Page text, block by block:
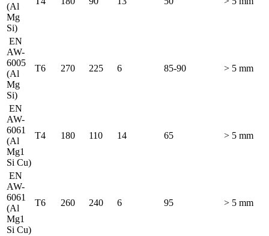
(Al
Mg
Si)
EN
AW-
6005
(Al
Mg
Si)
T6 270 225 6 85-90 > 5 mm
EN
AW-
6061
(Al
Mg1
Si Cu)
T4 180 110 14 65 > 5 mm
EN
AW-
6061
(Al
Mg1
Si Cu)
T6 260 240 6 95 > 5 mm